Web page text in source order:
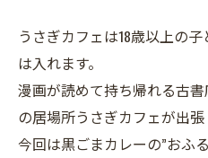
うさぎカフェは18歳以上の
は入れます。
漫画が読めて持ち帰れる古
の居場所うさぎカフェが出張
今回は黒ごまカレーの”おふ